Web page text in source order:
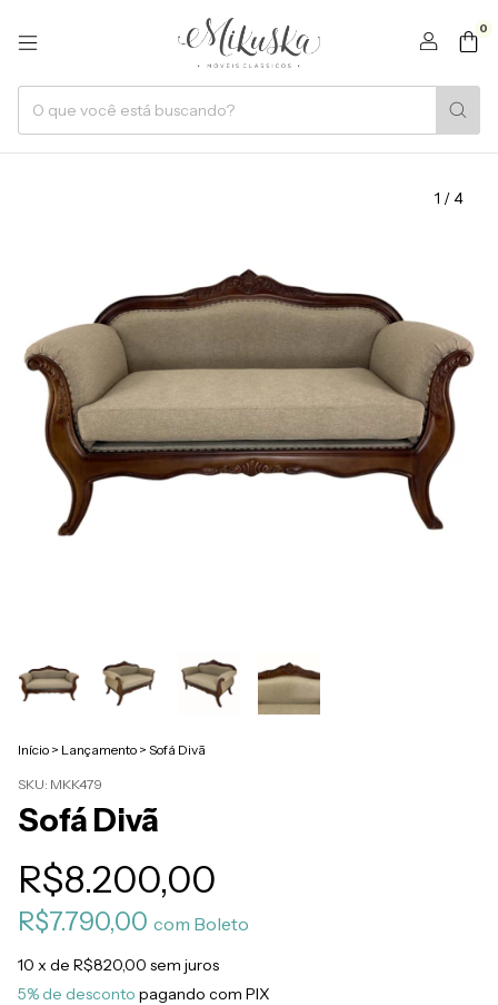
0
1 /4
Início > Lançamento > Sofá Divã
SKU: MKK479
Sofá Divã
R$8.200,00
R$7.790,00 com Boleto
10 x de R$820,00 sem juros
5% de desconto pagando com PIX